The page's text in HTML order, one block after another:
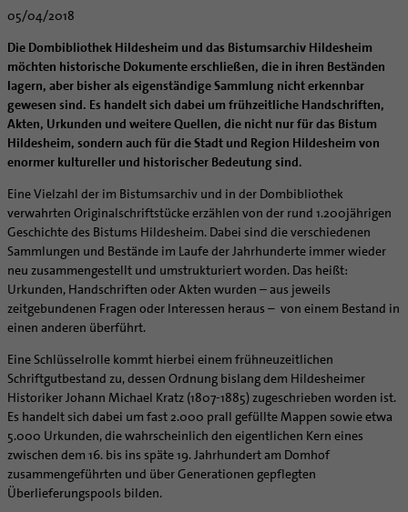
Katholisch heiraten
Hirtenwort: Ehe & Familie
Wissenswertes zur Hochzeit
Ideen für die Hochzeitsfeier
Trausprüche aus der Bibel
Hochzeits-Symbole
Lebensende
Patientenverfügung
Wo ist der richtige Platz zum Sterben?
Hospiz-Seelsorge
Spiritualität
Exerzitien
Kontemplation
Auszeit
Geistliche Begleitung
Lebens- und Glaubensorte
Spirituelle Teambegleitung
Unterstützungsangebote für Seelsorgende
Seelsorgefelder
Frauen
Männer
Queersensible Seelsorge
City- und Passanten
Arbeitnehmer
Altenheim | Senioren
Menschen mit Behinderung
Muttersprachen
Hospiz
Internet- und Telefon
Künstler
Glaubenswege
Ehe - Familie - Geschlechtergerechtigkeit
Kategoriale und Diakonale Seelsorge
Notfall
Polizei- und Feuerwehr
Begleitung und Vernetzung
Team
Newsletter
Weitere Infos
Berufe in der Kirche
Raum für Vielfalt
Diakone
Gemeindereferent:in
Pastorale:r Mitarbeiter:in
Pastoralreferent:in
Priester
Kirchenmusiker:in
Religionslehrer:in
Soziale Berufe in der Caritas
Orden | Gemeinschaften
Frauenorden
Männerorden
Geistliche Gemeinschaften
Ritterorden
Ordo virginum
Bischöfliche Stiftung Gemeinsam für das Leben
Schulpastoral
Religionsunterricht
Service
Stellenanzeigen
Bistumsarchiv
Bestände
Buchreihen
Gemeindeservice
Digitaler Lesesaal
Verein für Geschichte und Kunst im Bistum Hildesheim
Dombibliothek Hildesheim
Bundeskonferenz der kirchlichen Archive in Deutschland
Stärkung der Demokratie | Einsatz gegen Diskriminierung
LÜCHTENHOF
Familienbildungsstätten
Katholische Erwachsenenbildung
Forschungsinstitut für Philosophie Hannover
Weltkirche
Bolivienpartnerschaft
Projektförderung
Internationale Freiwilligendienste
Aus dem Bistum in die Welt
Infobrief Weltkirche
Bolivienpartnerschaft
Bolivienkommission
Café Bolivia
Beratung Direktpartnerschaften
Finanzielle Förderung der Bolivienpartnerschaft
Politische Lobbyarbeit
Partnerschaftsvereinbarung
Bolivienpartnerschaft Bistum Trier
Bolivienreise mit Bischof Heiner
Bolivientag 2026
Internationale Freiwilligendienste
Aktuelles
Rückkehrenden-Engagement (ehemalige Freiwillige)
Outgoing
Taizé-Fahrt Herbst 2026
Katholische Büros
Schöpfungsgerecht 2035
Wir machen Kirche - schöpfungsgerecht
Engagiert in der Gesellschaft
Energetisches Sanieren
Fördermittel finden
Mobilität
Ökotheologie
Schöpfungsspiritualität
Umweltbildung
Zukunftsräume
Aktuelles
Veranstaltungen
Unterstützung für Pfarreien und Einrichtungen
Prävention
Fortbildungen
Stellenangebote
Liturgie und Kirchenmusik
#diegruenegemeinde
Internationale Freiwilligendienste
Netzwerk ChancenGleich
Büchereien
Medienstelle
Newsletter
Personalentwicklung
Unterstützungsangebot für Seelsorgende
Supervision
Coaching
Aufbrüche in der Kirche
Ehrenamtliche
Aktuelles
Altersvorsorge und Ruhestand
Arbeitshilfen
Bistumsatlas
Beruf und Familie
Direktorium
Mitarbeitervertretung
Institutionelles Schutzkonzept
Kirchlicher Anzeiger
Kirchliches Arbeitsrecht
Schematismus
05/04/2018
Die Dombibliothek Hildesheim und das Bistumsarchiv Hildesheim
möchten historische Dokumente erschließen, die in ihren Beständen
lagern, aber bisher als eigenständige Sammlung nicht erkennbar
gewesen sind. Es handelt sich dabei um frühzeitliche Handschriften,
Akten, Urkunden und weitere Quellen, die nicht nur für das Bistum
Hildesheim, sondern auch für die Stadt und Region Hildesheim von
enormer kultureller und historischer Bedeutung sind.
Eine Vielzahl der im Bistumsarchiv und in der Dombibliothek
verwahrten Originalschriftstücke erzählen von der rund 1.200jährigen
Geschichte des Bistums Hildesheim. Dabei sind die verschiedenen
Sammlungen und Bestände im Laufe der Jahrhunderte immer wieder
neu zusammengestellt und umstrukturiert worden. Das heißt:
Urkunden, Handschriften oder Akten wurden – aus jeweils
zeitgebundenen Fragen oder Interessen heraus – von einem Bestand in
einen anderen überführt.
Eine Schlüsselrolle kommt hierbei einem frühneuzeitlichen
Schriftgutbestand zu, dessen Ordnung bislang dem Hildesheimer
Historiker Johann Michael Kratz (1807-1885) zugeschrieben worden ist.
Es handelt sich dabei um fast 2.000 prall gefüllte Mappen sowie etwa
5.000 Urkunden, die wahrscheinlich den eigentlichen Kern eines
zwischen dem 16. bis ins späte 19. Jahrhundert am Domhof
zusammengeführten und über Generationen gepflegten
Überlieferungspools bilden.